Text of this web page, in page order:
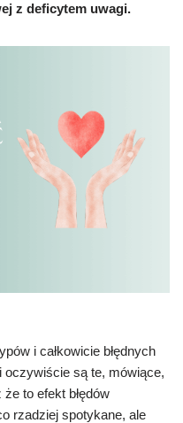
z deficytem uwagi.
i całkowicie błędnych
są te, mówiące,
to efekt błędów
rzadziej spotykane, ale